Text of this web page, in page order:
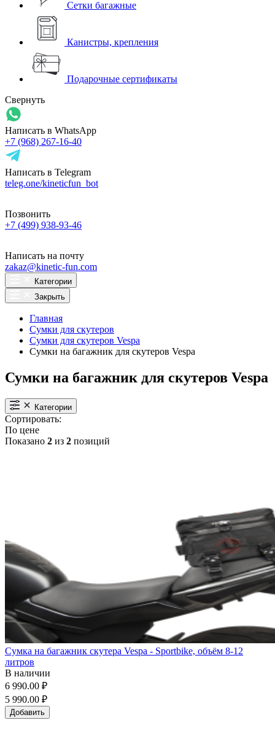
Сетки багажные
Канистры, крепления
Подарочные сертификаты
Свернуть
Написать в WhatsApp
+7 (968) 267-16-40
Написать в Telegram
teleg.one/kineticfun_bot
Позвонить
+7 (499) 938-93-46
Написать на почту
zakaz@kinetic-fun.com
Категории
Закрыть
Главная
Сумки для скутеров
Сумки для скутеров Vespa
Сумки на багажник для скутеров Vespa
Сумки на багажник для скутеров Vespa
Категории
Сортировать:
По цене
Показано 2 из 2 позиций
Сумка на багажник скутера Vespa - Sportbike, объём 8-12
литров
В наличии
6 990.00 ₽
5 990.00 ₽
Добавить